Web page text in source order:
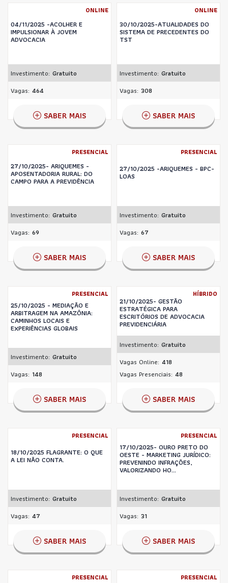
ONLINE
04/11/2025 -ACOLHER E
IMPULSIONAR À JOVEM
ADVOCACIA
Investimento: Gratuito
Vagas: 464
SABER MAIS
ONLINE
30/10/2025-ATUALIDADES DO
SISTEMA DE PRECEDENTES DO
TST
Investimento: Gratuito
Vagas: 308
SABER MAIS
PRESENCIAL
27/10/2025- ARIQUEMES -
APOSENTADORIA RURAL: DO
CAMPO PARA A PREVIDÊNCIA
Investimento: Gratuito
Vagas: 69
SABER MAIS
PRESENCIAL
27/10/2025 -ARIQUEMES - BPC-
LOAS
Investimento: Gratuito
Vagas: 67
SABER MAIS
PRESENCIAL
25/10/2025 - MEDIAÇÃO E
ARBITRAGEM NA AMAZÔNIA:
CAMINHOS LOCAIS E
EXPERIÊNCIAS GLOBAIS
Investimento: Gratuito
Vagas: 148
SABER MAIS
HÍBRIDO
21/10/2025- GESTÃO
ESTRATÉGICA PARA
ESCRITÓRIOS DE ADVOCACIA
PREVIDENCIÁRIA
Investimento: Gratuito
Vagas Online: 418
Vagas Presenciais: 48
SABER MAIS
PRESENCIAL
18/10/2025 FLAGRANTE: O QUE
A LEI NÃO CONTA.
Investimento: Gratuito
Vagas: 47
SABER MAIS
PRESENCIAL
17/10/2025- OURO PRETO DO
OESTE - MARKETING JURÍDICO:
PREVENINDO INFRAÇÕES,
VALORIZANDO HO...
Investimento: Gratuito
Vagas: 31
SABER MAIS
PRESENCIAL PRESENCIAL